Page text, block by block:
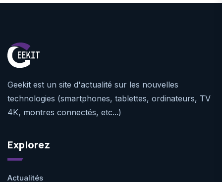
Geekit est un site d'actualité sur les nouvelles
technologies (smartphones, tablettes, ordinateurs, TV
4K, montres connectés, etc...)
Explorez
Actualités